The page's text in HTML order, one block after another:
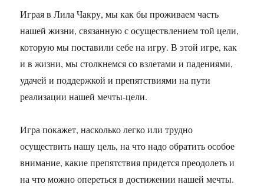
Играя в Лила Чакру, мы как бы проживаем часть
нашей жизни, связанную с осуществлением той цели,
которую мы поставили себе на игру. В этой игре, как
и в жизни, мы столкнемся со взлетами и падениями,
удачей и поддержкой и препятствиями на пути
реализации нашей мечты-цели.
Игра покажет, насколько легко или трудно
осуществить нашу цель, на что надо обратить особое
внимание, какие препятствия придется преодолеть и
на что можно опереться в достижении нашей мечты.